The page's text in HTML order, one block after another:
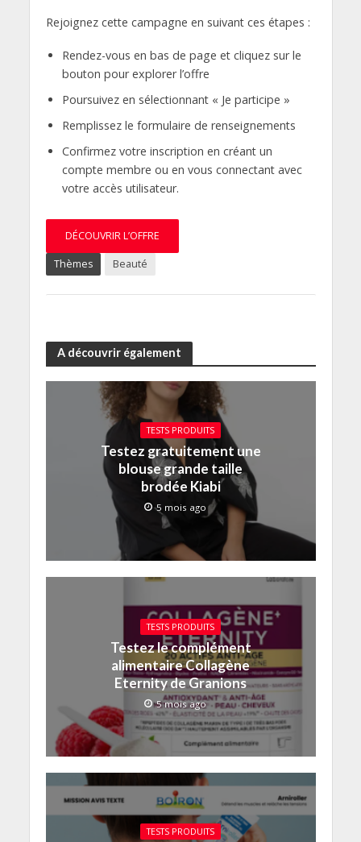
Rejoignez cette campagne en suivant ces étapes :
Rendez-vous en bas de page et cliquez sur le
bouton pour explorer l’offre
Poursuivez en sélectionnant « Je participe »
Remplissez le formulaire de renseignements
Confirmez votre inscription en créant un
compte membre ou en vous connectant avec
votre accès utilisateur.
DÉCOUVRIR L’OFFRE
Thèmes Beauté
A découvrir également
TESTS PRODUITS
Testez gratuitement une
blouse grande taille
brodée Kiabi
5 mois ago
TESTS PRODUITS
Testez le complément
alimentaire Collagène
Eternity de Granions
5 mois ago
TESTS PRODUITS